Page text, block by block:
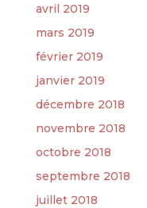
avril 2019
mars 2019
février 2019
janvier 2019
décembre 2018
novembre 2018
octobre 2018
septembre 2018
juillet 2018